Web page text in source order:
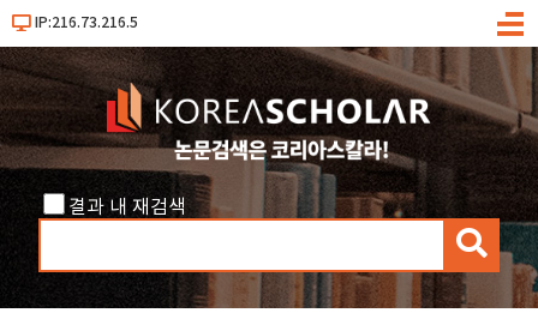
IP:216.73.216.5
메
결과 내 재검색
검
색